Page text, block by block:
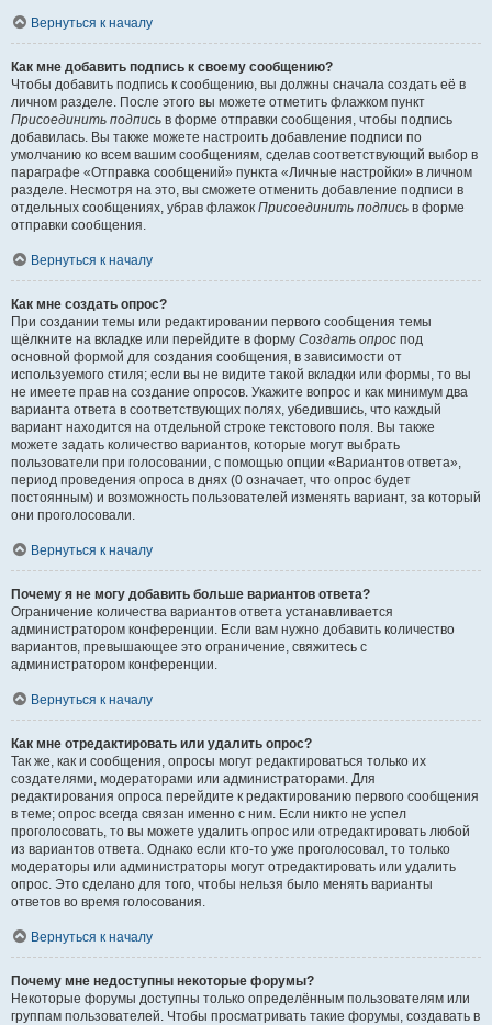
Вернуться к началу
Как мне добавить подпись к своему сообщению?
Чтобы добавить подпись к сообщению, вы должны сначала создать её в
личном разделе. После этого вы можете отметить флажком пункт
Присоединить подпись в форме отправки сообщения, чтобы подпись
добавилась. Вы также можете настроить добавление подписи по
умолчанию ко всем вашим сообщениям, сделав соответствующий выбор в
параграфе «Отправка сообщений» пункта «Личные настройки» в личном
разделе. Несмотря на это, вы сможете отменить добавление подписи в
отдельных сообщениях, убрав флажок Присоединить подпись в форме
отправки сообщения.
Вернуться к началу
Как мне создать опрос?
При создании темы или редактировании первого сообщения темы
щёлкните на вкладке или перейдите в форму Создать опрос под
основной формой для создания сообщения, в зависимости от
используемого стиля; если вы не видите такой вкладки или формы, то вы
не имеете прав на создание опросов. Укажите вопрос и как минимум два
варианта ответа в соответствующих полях, убедившись, что каждый
вариант находится на отдельной строке текстового поля. Вы также
можете задать количество вариантов, которые могут выбрать
пользователи при голосовании, с помощью опции «Вариантов ответа»,
период проведения опроса в днях (0 означает, что опрос будет
постоянным) и возможность пользователей изменять вариант, за который
они проголосовали.
Вернуться к началу
Почему я не могу добавить больше вариантов ответа?
Ограничение количества вариантов ответа устанавливается
администратором конференции. Если вам нужно добавить количество
вариантов, превышающее это ограничение, свяжитесь с
администратором конференции.
Вернуться к началу
Как мне отредактировать или удалить опрос?
Так же, как и сообщения, опросы могут редактироваться только их
создателями, модераторами или администраторами. Для
редактирования опроса перейдите к редактированию первого сообщения
в теме; опрос всегда связан именно с ним. Если никто не успел
проголосовать, то вы можете удалить опрос или отредактировать любой
из вариантов ответа. Однако если кто-то уже проголосовал, то только
модераторы или администраторы могут отредактировать или удалить
опрос. Это сделано для того, чтобы нельзя было менять варианты
ответов во время голосования.
Вернуться к началу
Почему мне недоступны некоторые форумы?
Некоторые форумы доступны только определённым пользователям или
группам пользователей. Чтобы просматривать такие форумы, создавать в